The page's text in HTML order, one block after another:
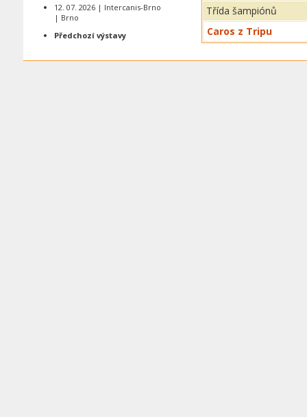
Třída šampiónů
Caros z Tripu
12. 07. 2026 | Intercanis-Brno
| Brno
Předchozí výstavy